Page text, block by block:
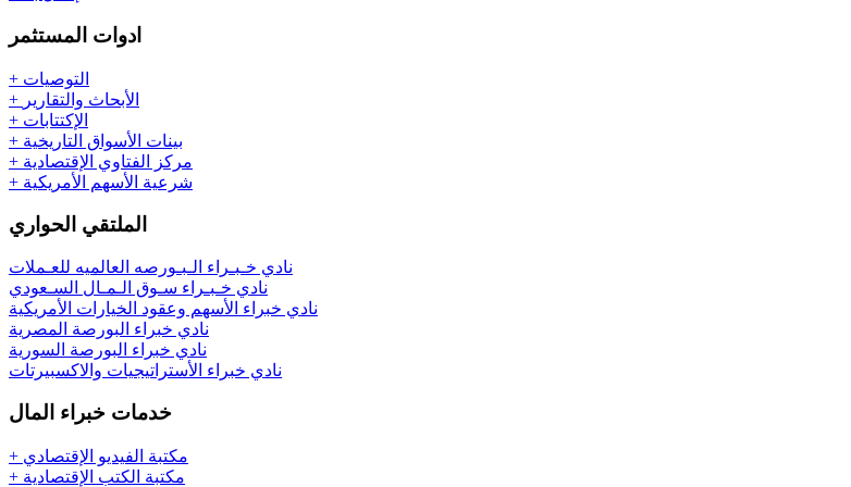
ادوات المستثمر
+ التوصيات
+ الأبحاث والتقارير
+ الإكتتابات
+ بينات الأسواق التاريخية
+ مركز الفتاوي الإقتصادية
+ شرعية الأسهم الأمريكية
الملتقي الحواري
نادي خـبـراء الـبـورصه العالميه للعـملات
نادي خـبـراء سـوق الـمـال السـعودي
نادي خبراء الأسهم وعقود الخيارات الأمريكية
نادي خبراء البورصة المصرية
نادي خبراء البورصة السورية
نادي خبراء الأستراتيجيات والاكسبيرتات
خدمات خبراء المال
+ مكتبة الفيديو الإقتصادي
+ مكتبة الكتب الإقتصادية